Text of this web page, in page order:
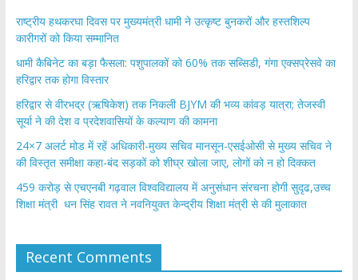
राष्ट्रीय हथकरघा दिवस पर मुख्यमंत्री धामी ने उत्कृष्ट बुनकरों और हस्तशिल्प
कारीगरों को किया सम्मानित
​धामी कैबिनेट का बड़ा फैसला: पशुपालकों को 60% तक सब्सिडी, गंगा एक्सप्रेसवे का
हरिद्वार तक होगा विस्तार
​हरिद्वार से वीरभद्र (ऋषिकेश) तक निकली BJYM की भव्य कांवड़ यात्रा; तेजस्वी
सूर्या ने की देश व प्रदेशवासियों के कल्याण की कामना
24×7 अलर्ट मोड में रहें अधिकारी-मुख्य सचिव मानसून-एसईओसी से मुख्य सचिव ने
की विस्तृत समीक्षा कहा-बंद सड़कों को शीघ्र खोला जाए, लोगों को न हो दिक्कत
459 करोड़ से एचएनबी गढ़वाल विश्वविद्यालय में अनुसंधान संरचना होगी सुदृढ,उच्च
शिक्षा मंत्री धन सिंह रावत ने नवनियुक्त केन्द्रीय शिक्षा मंत्री से की मुलाकात
Recent Comments